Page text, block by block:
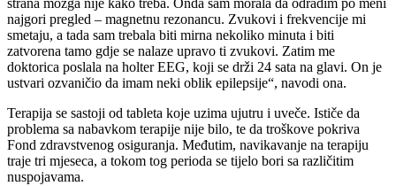
strana mozga nije kako treba. Onda sam morala da odradim po meni
najgori pregled – magnetnu rezonancu. Zvukovi i frekvencije mi
smetaju, a tada sam trebala biti mirna nekoliko minuta i biti
zatvorena tamo gdje se nalaze upravo ti zvukovi. Zatim me
doktorica poslala na holter EEG, koji se drži 24 sata na glavi. On je
ustvari ozvaničio da imam neki oblik epilepsije“, navodi ona.
Terapija se sastoji od tableta koje uzima ujutru i uveče. Ističe da
problema sa nabavkom terapije nije bilo, te da troškove pokriva
Fond zdravstvenog osiguranja. Međutim, navikavanje na terapiju
traje tri mjeseca, a tokom tog perioda se tijelo bori sa različitim
nuspojavama.